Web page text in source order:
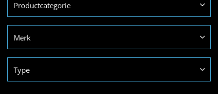
Productcategorie
Merk
Type